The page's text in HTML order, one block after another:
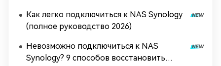
Как легко подключиться к NAS Synology
(полное руководство 2026)
Невозможно подключиться к NAS
Synology? 9 способов восстановить